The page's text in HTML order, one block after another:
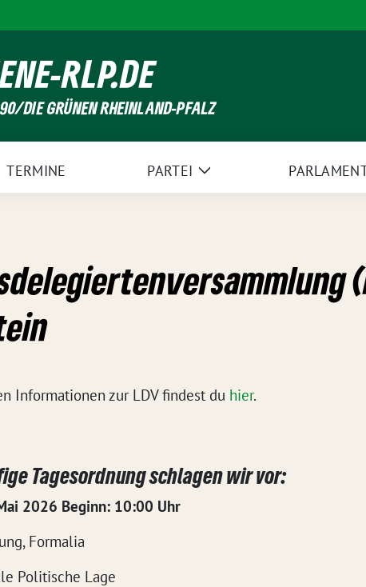
RLP.DE
DIE GRÜNEN RHEINLAND-PFALZ
TERMINE PARTEI
Zeige
Informationen zur LDV findest du hier.
Tagesordnung schlagen wir vor:
2026 Beginn: 10:00 Uhr
Formalia
Politische Lage